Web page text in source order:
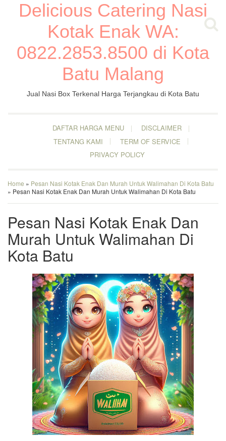
Delicious Catering Nasi
Kotak Enak WA:
0822.2853.8500 di Kota
Batu Malang
Jual Nasi Box Terkenal Harga Terjangkau di Kota Batu
DAFTAR HARGA MENU
DISCLAIMER
TENTANG KAMI
TERM OF SERVICE
PRIVACY POLICY
Home » Pesan Nasi Kotak Enak Dan Murah Untuk Walimahan Di Kota Batu
» Pesan Nasi Kotak Enak Dan Murah Untuk Walimahan Di Kota Batu
Pesan Nasi Kotak Enak Dan
Murah Untuk Walimahan Di
Kota Batu